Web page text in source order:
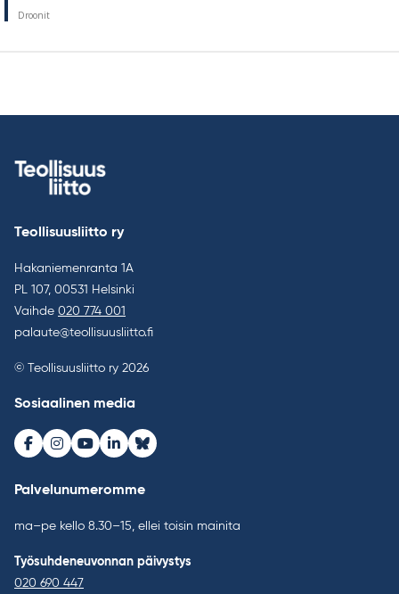
Droonit
Teollisuusliitto ry
Hakaniemenranta 1A
PL 107, 00531 Helsinki
Vaihde 020 774 001
palaute@teollisuusliitto.fi
© Teollisuusliitto ry 2026
Sosiaalinen media
Facebook
Instagram
Youtube
LinkedInBluesky
Palvelunumeromme
ma–pe kello 8.30–15, ellei toisin mainita
Työsuhdeneuvonnan päivystys
020 690 447